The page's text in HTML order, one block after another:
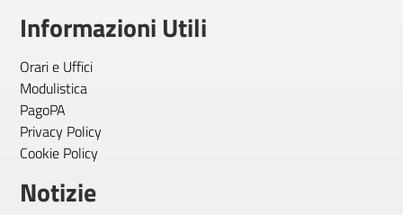
Informazioni Utili
Orari e Uffici
Modulistica
PagoPA
Privacy Policy
Cookie Policy
Notizie